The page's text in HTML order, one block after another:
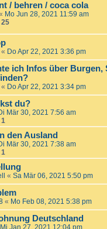
/ behren / coca cola
Mo Jun 28, 2021 11:59 am
25
« Do Apr 22, 2021 3:36 pm
ich Infos über Burgen,
« Do Apr 22, 2021 3:34 pm
du?
Mär 30, 2021 7:56 am
1
den Ausland
Mär 30, 2021 7:38 am
1
« Sa Mär 06, 2021 5:50 pm
« Mo Feb 08, 2021 5:38 pm
Deutschland